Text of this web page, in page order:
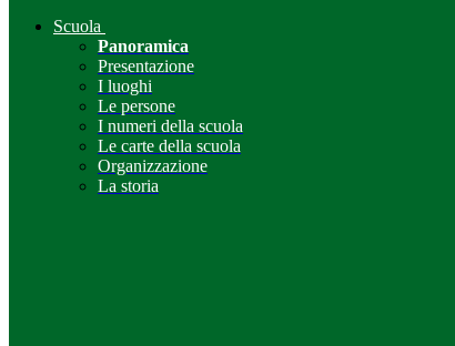
Scuola
Panoramica
Presentazione
I luoghi
Le persone
I numeri della scuola
Le carte della scuola
Organizzazione
La storia